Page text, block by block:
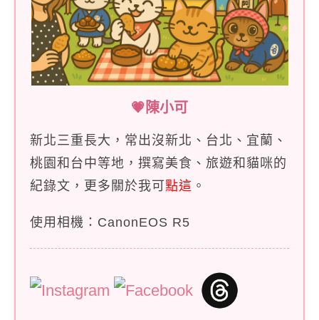
💗陳小可
新北三重長大，常出沒新北、台北、宜蘭、
桃園和台中等地，撰寫美食、旅遊和貓咪的
紀錄文，更多關於我可 點這 。
使用相機：CanonEOS R5